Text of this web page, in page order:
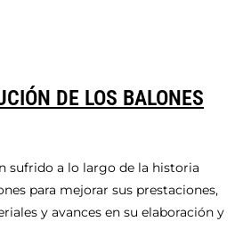
DE LOS BALONES
sufrido a lo largo de la historia
para mejorar sus prestaciones,
y avances en su elaboración y